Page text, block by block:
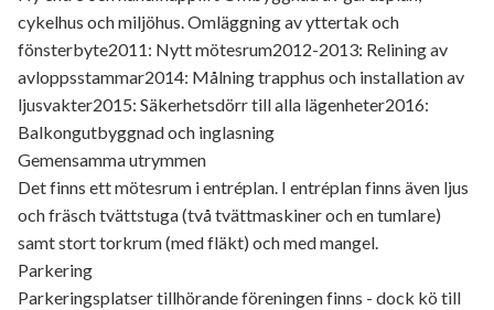
cykelhus och miljöhus. Omläggning av yttertak och
fönsterbyte2011: Nytt mötesrum2012-2013: Relining av
avloppsstammar2014: Målning trapphus och installation av
ljusvakter2015: Säkerhetsdörr till alla lägenheter2016:
Balkongutbyggnad och inglasning
Gemensamma utrymmen
Det finns ett mötesrum i entréplan. I entréplan finns även ljus
och fräsch tvättstuga (två tvättmaskiner och en tumlare)
samt stort torkrum (med fläkt) och med mangel.
Parkering
Parkeringsplatser tillhörande föreningen finns - dock kö till